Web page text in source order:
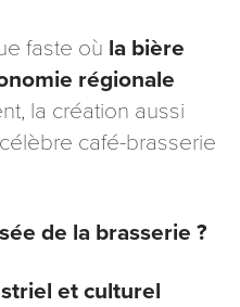
faste où la bière
régionale
la création aussi
café-brasserie
de la brasserie ?
et culturel